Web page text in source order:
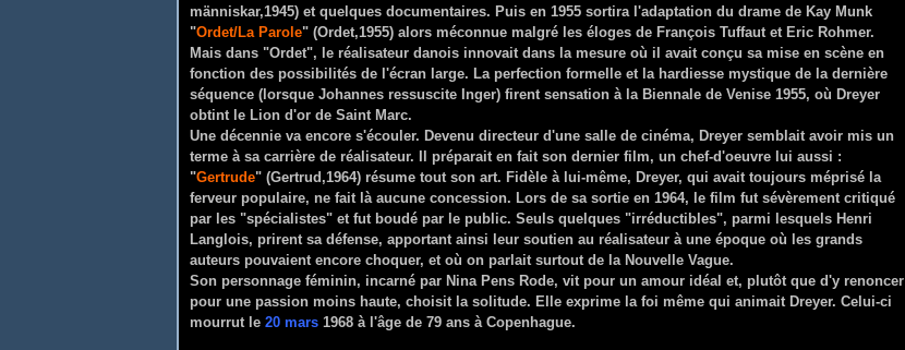
människar,1945) et quelques documentaires. Puis en 1955 sortira l'adaptation du drame de Kay Munk
"Ordet/La Parole" (Ordet,1955) alors méconnue malgré les éloges de François Tuffaut et Eric Rohmer.
Mais dans "Ordet", le réalisateur danois innovait dans la mesure où il avait conçu sa mise en scène en
fonction des possibilités de l'écran large. La perfection formelle et la hardiesse mystique de la dernière
séquence (lorsque Johannes ressuscite Inger) firent sensation à la Biennale de Venise 1955, où Dreyer
obtint le Lion d'or de Saint Marc.
Une décennie va encore s'écouler. Devenu directeur d'une salle de cinéma, Dreyer semblait avoir mis un
terme à sa carrière de réalisateur. Il préparait en fait son dernier film, un chef-d'oeuvre lui aussi :
"Gertrude" (Gertrud,1964) résume tout son art. Fidèle à lui-même, Dreyer, qui avait toujours méprisé la
ferveur populaire, ne fait là aucune concession. Lors de sa sortie en 1964, le film fut sévèrement critiqué
par les "spécialistes" et fut boudé par le public. Seuls quelques "irréductibles", parmi lesquels Henri
Langlois, prirent sa défense, apportant ainsi leur soutien au réalisateur à une époque où les grands
auteurs pouvaient encore choquer, et où on parlait surtout de la Nouvelle Vague.
Son personnage féminin, incarné par Nina Pens Rode, vit pour un amour idéal et, plutôt que d'y renoncer
pour une passion moins haute, choisit la solitude. Elle exprime la foi même qui animait Dreyer. Celui-ci
mourrut le 20 mars 1968 à l'âge de 79 ans à Copenhague.